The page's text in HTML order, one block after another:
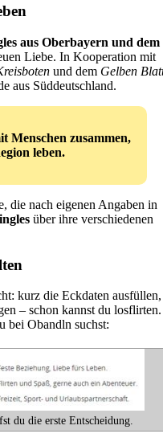
aus Oberbayern und dem
Liebe. In Kooperation mit
und dem Gelben
aus Süddeutschland.
Menschen zusammen,
leben.
die nach eigenen Angaben in
über ihre verschiedenen
kurz die Eckdaten ausfüllen,
– schon kannst du losflirten.
bei Obandln suchst:
du die erste Entscheidung.